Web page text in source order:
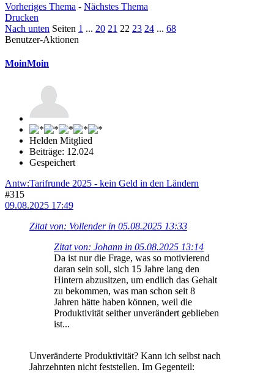
Vorheriges Thema - Nächstes Thema
Drucken
Nach unten Seiten 1 ... 20 21 22 23 24 ... 68
Benutzer-Aktionen
MoinMoin
Helden Mitglied
Beiträge: 12.024
Gespeichert
Antw:Tarifrunde 2025 - kein Geld in den Ländern
#315
09.08.2025 17:49
Zitat von: Vollender in 05.08.2025 13:33
Zitat von: Johann in 05.08.2025 13:14
Da ist nur die Frage, was so motivierend
daran sein soll, sich 15 Jahre lang den
Hintern abzusitzen, um endlich das Gehalt
zu bekommen, was man schon seit 8
Jahren hätte haben können, weil die
Produktivität seither unverändert geblieben
ist...
Unveränderte Produktivität? Kann ich selbst nach
Jahrzehnten nicht feststellen. Im Gegenteil: